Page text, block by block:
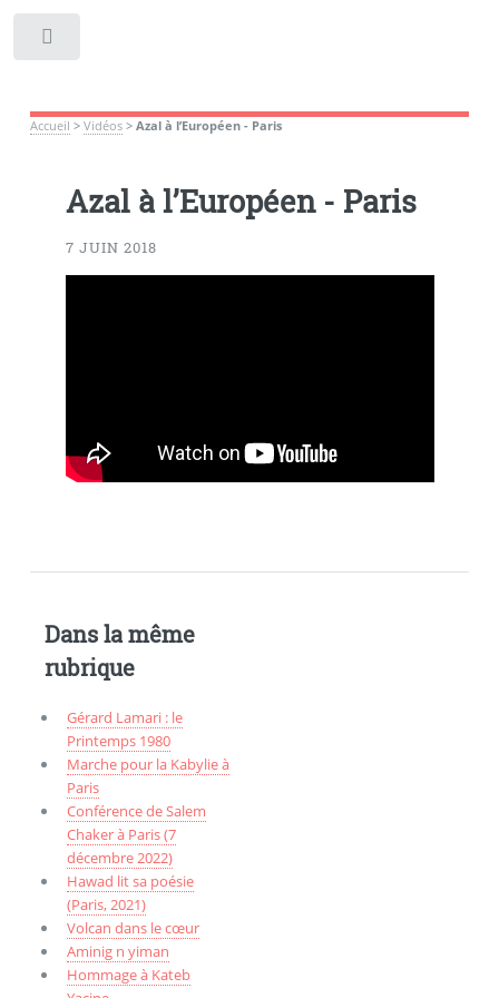
Accueil > Vidéos> Azal à l’Européen - Paris
Azal à l’Européen - Paris
7 JUIN 2018
Dans la même
rubrique
Gérard Lamari : le
Printemps 1980
Marche pour la Kabylie à
Paris
Conférence de Salem
Chaker à Paris (7
décembre 2022)
Hawad lit sa poésie
(Paris, 2021)
Volcan dans le cœur
Aminig n yiman
Hommage à Kateb